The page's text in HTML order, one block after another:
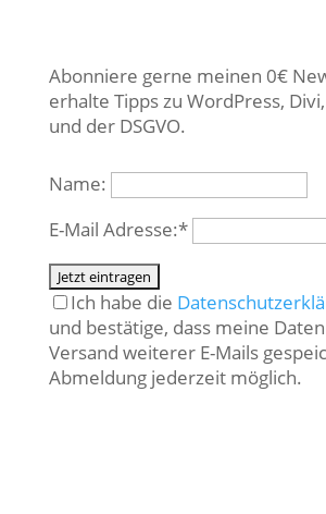
Abonniere gerne meinen 0€
erhalte Tipps zu WordPress,
und der DSGVO.
Name:
E-Mail Adresse:*
Ich habe die
und bestätige, dass meine
Versand weiterer E-Mails
Abmeldung jederzeit möglich.